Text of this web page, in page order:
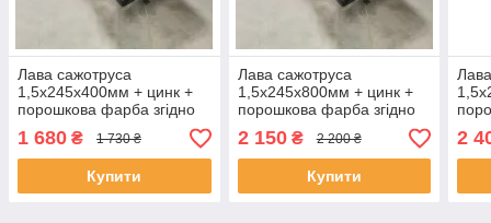
Лава сажотруса
1,5х245х400мм + цинк +
порошкова фарба згідно
класифікації RAL
1 680 ₴ 1 730 ₴
Купити
Лава сажотруса
1,5х245х800мм + цинк +
порошкова фарба згідно
класифікації RAL
2 150₴ 2 200 ₴
Купити
2